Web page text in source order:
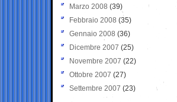
Marzo 2008 (39)
Febbraio 2008 (35)
Gennaio 2008 (36)
Dicembre 2007 (25)
Novembre 2007 (22)
Ottobre 2007 (27)
Settembre 2007 (23)